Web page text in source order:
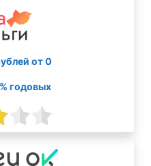
от 0
годовых